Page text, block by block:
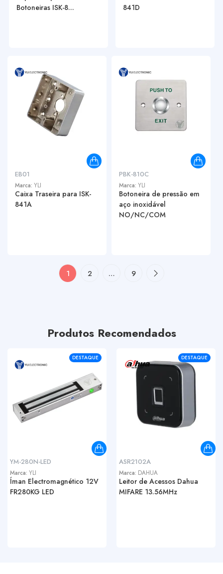
Botoneiras ISK-8...
841D
EB01
Marca: YLI
Caixa Traseira para ISK-
841A
PBK-810C
Marca: YLI
Botoneira de pressão em
aço inoxidável
NO/NC/COM
1 2 … 9
Produtos Recomendados
DESTAQUE
YM-280N-LED
Marca: YLI
Íman Electromagnético 12V
FR280KG LED
DESTAQUE
ASR2102A
Marca: DAHUA
Leitor de Acessos Dahua
MIFARE 13.56MHz